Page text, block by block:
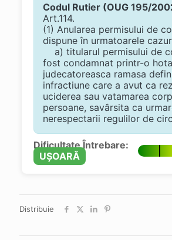
Codul Rutier (OUG 195/
Art.114.
(1) Anularea permisului de
dispune în urmatoarele
a) titularul permisului de
fost condamnat printr-o
judecatoreasca ramasa
infractiune care a avut ca
uciderea sau vatamarea
persoane, savârsita ca
nerespectarii regulilor de
Dificultate Întrebare:
UȘOARĂ
Distribuie